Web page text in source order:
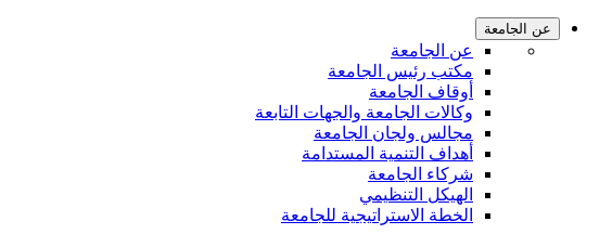
عن الجامعة
عن الجامعة
مكتب رئيس الجامعة
أوقاف الجامعة
وكالات الجامعة والجهات التابعة
مجالس ولجان الجامعة
أهداف التنمية المستدامة
شركاء الجامعة
الهيكل التنظيمي
الخطة الاستراتيجية للجامعة